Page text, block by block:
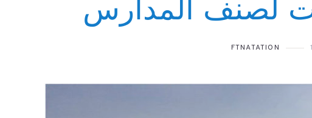
لصنف المدارس
FTNATATION